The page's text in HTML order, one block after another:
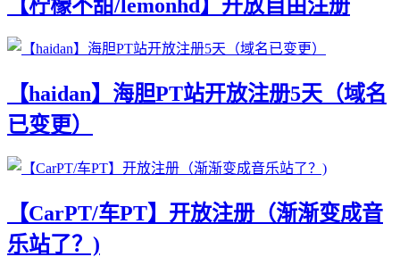
【柠檬不甜/lemonhd】开放自由注册
【haidan】海胆PT站开放注册5天（域名
已变更）
【CarPT/车PT】开放注册（渐渐变成音
乐站了？)